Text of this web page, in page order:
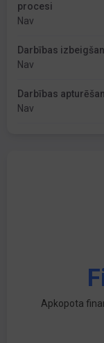
procesi
Nav
Darbības
Nav
Darbības
Nav
Apkopota